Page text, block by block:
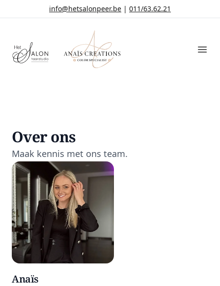
info@hetsalonpeer.be | 011/63.62.21
Over ons
Maak kennis met ons team.
Anaïs